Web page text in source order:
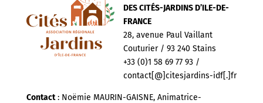
DES CITÉS-JARDINS D’ILE-DE-
FRANCE
28, avenue Paul Vaillant
Couturier / 93 240 Stains
+33 (0)1 58 69 77 93 /
contact[@]citesjardins-idf[.]fr
Contact: Noëmie MAURIN-GAISNE, Animatrice-